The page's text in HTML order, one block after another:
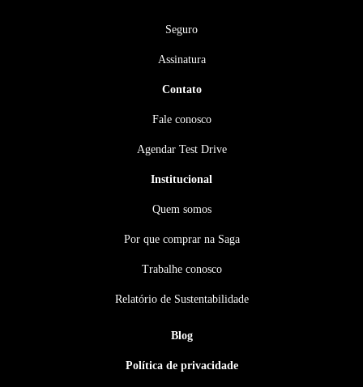
Seguro
Assinatura
Contato
Fale conosco
Agendar Test Drive
Institucional
Quem somos
Por que comprar na Saga
Trabalhe conosco
Relatório de Sustentabilidade
Blog
Política de privacidade